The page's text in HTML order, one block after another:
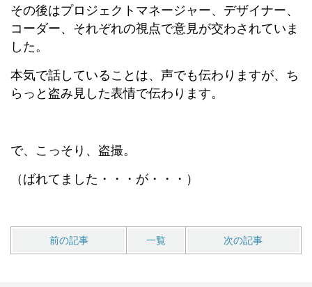
その後はプロジェクトマネージャー、デザイナー、
コーダー、それぞれの視点で意見が交わされていま
した。
本気で話していることは、声でも伝わりますが、ち
らっと盗み見した表情で伝わります。
で、こっそり、盗撮。
（ばれてました・・・が・・・）
前の記事 一覧 次の記事